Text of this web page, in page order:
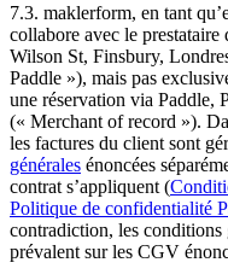
7.3. maklerform, en tant
collabore avec le prestataire
Wilson St, Finsbury,
Paddle »), mais pas
une réservation via Paddle,
(« Merchant of record »).
les factures du client sont
générales énoncées
contrat s’appliquent (
Politique de confidentialité
contradiction, les
prévalent sur les CGV